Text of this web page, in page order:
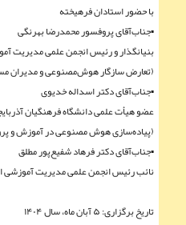
با حضور استادان فرهیخته
▪︎جناب‌آقای پروفسور محمدرضا بهرنگی
بنیانگذار و رئیس انجمن علمی مدیریت
(تعارض سازگار هوش‌مصنوعی و مدیران
▪︎جناب‌آقای دکتر اسداله‌ خدیوی
عضو هیأت علمی دانشگاه فرهنگیان
(پیاده‌سازی هوش مصنوعی در آموزش و
▪︎جناب‌آقای دکتر فرهاد شفيع‌پور مطلق
نائب رئیس انجمن علمی مدیریت
تاریخ برگزاری: ۵ آبان ماه، سال ۱۴۰۴